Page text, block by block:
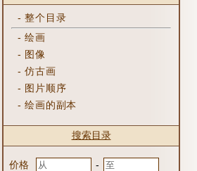
-整个目录
-绘画
- 图像
-仿古画
- 图片顺序
-绘画的副本
搜索目录
价格
-